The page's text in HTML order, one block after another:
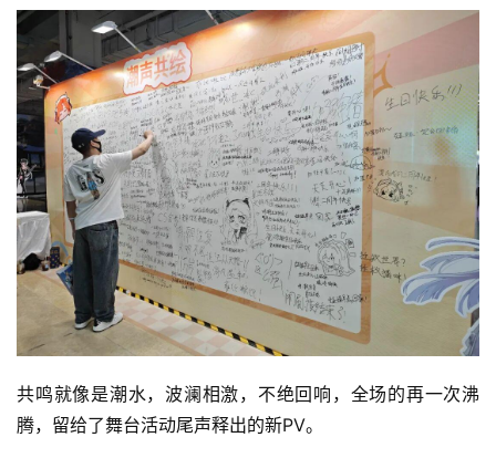
接
会
上
海
站
文
中
国
共鸣就像是潮水，波澜相激，不绝回响，全场的再一次沸
腾，留给了舞台活动尾声释出的新PV。